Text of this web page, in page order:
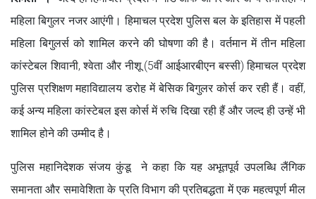
महिला बिगुलर नजर आएंगी। हिमाचल प्रदेश पुलिस बल के इतिहास में पहली
महिला बिगुलर्स को शामिल करने की घोषणा की है। वर्तमान में तीन महिला
कांस्टेबल शिवानी, श्वेता और नीशू (5वीं आईआरबीएन बस्सी) हिमाचल प्रदेश
पुलिस प्रशिक्षण महाविद्यालय डरोह में बेसिक बिगुलर कोर्स कर रही हैं। वहीं,
कई अन्य महिला कांस्टेबल इस कोर्स में रुचि दिखा रही हैं और जल्द ही उन्हें भी
शामिल होने की उम्मीद है।
पुलिस महानिदेशक संजय कुंडू ने कहा कि यह अभूतपूर्व उपलब्धि लैंगिक
समानता और समावेशिता के प्रति विभाग की प्रतिबद्धता में एक महत्वपूर्ण मील